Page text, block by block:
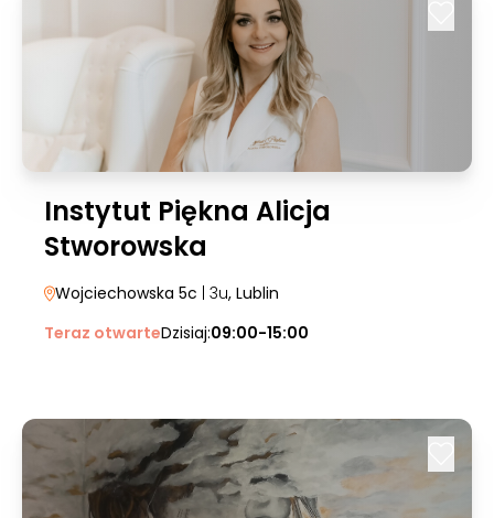
Instytut Piękna Alicja
Stworowska
Wojciechowska 5c | 3u, Lublin
Teraz otwarteDzisiaj:09:00-15:00